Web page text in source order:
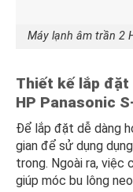
Máy lạnh âm trần 2
Thiết kế lắp đặt
HP Panasonic
Để lắp đặt dễ dàng
gian để sử dụng
trong. Ngoài ra, việc
giúp móc bu lông